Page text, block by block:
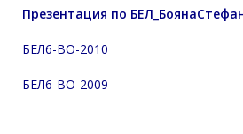
Презентация по
БЕЛ6-ВО-2010
БЕЛ6-ВО-2009